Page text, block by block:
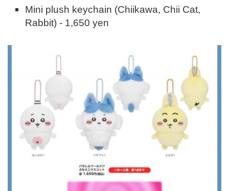
Mini plush keychain (Chiikawa, Chii Cat,
Rabbit) - 1,650 yen